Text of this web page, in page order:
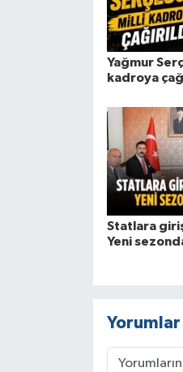
Yağmur
kadroya
Statlara
Yeni
Yorumlar